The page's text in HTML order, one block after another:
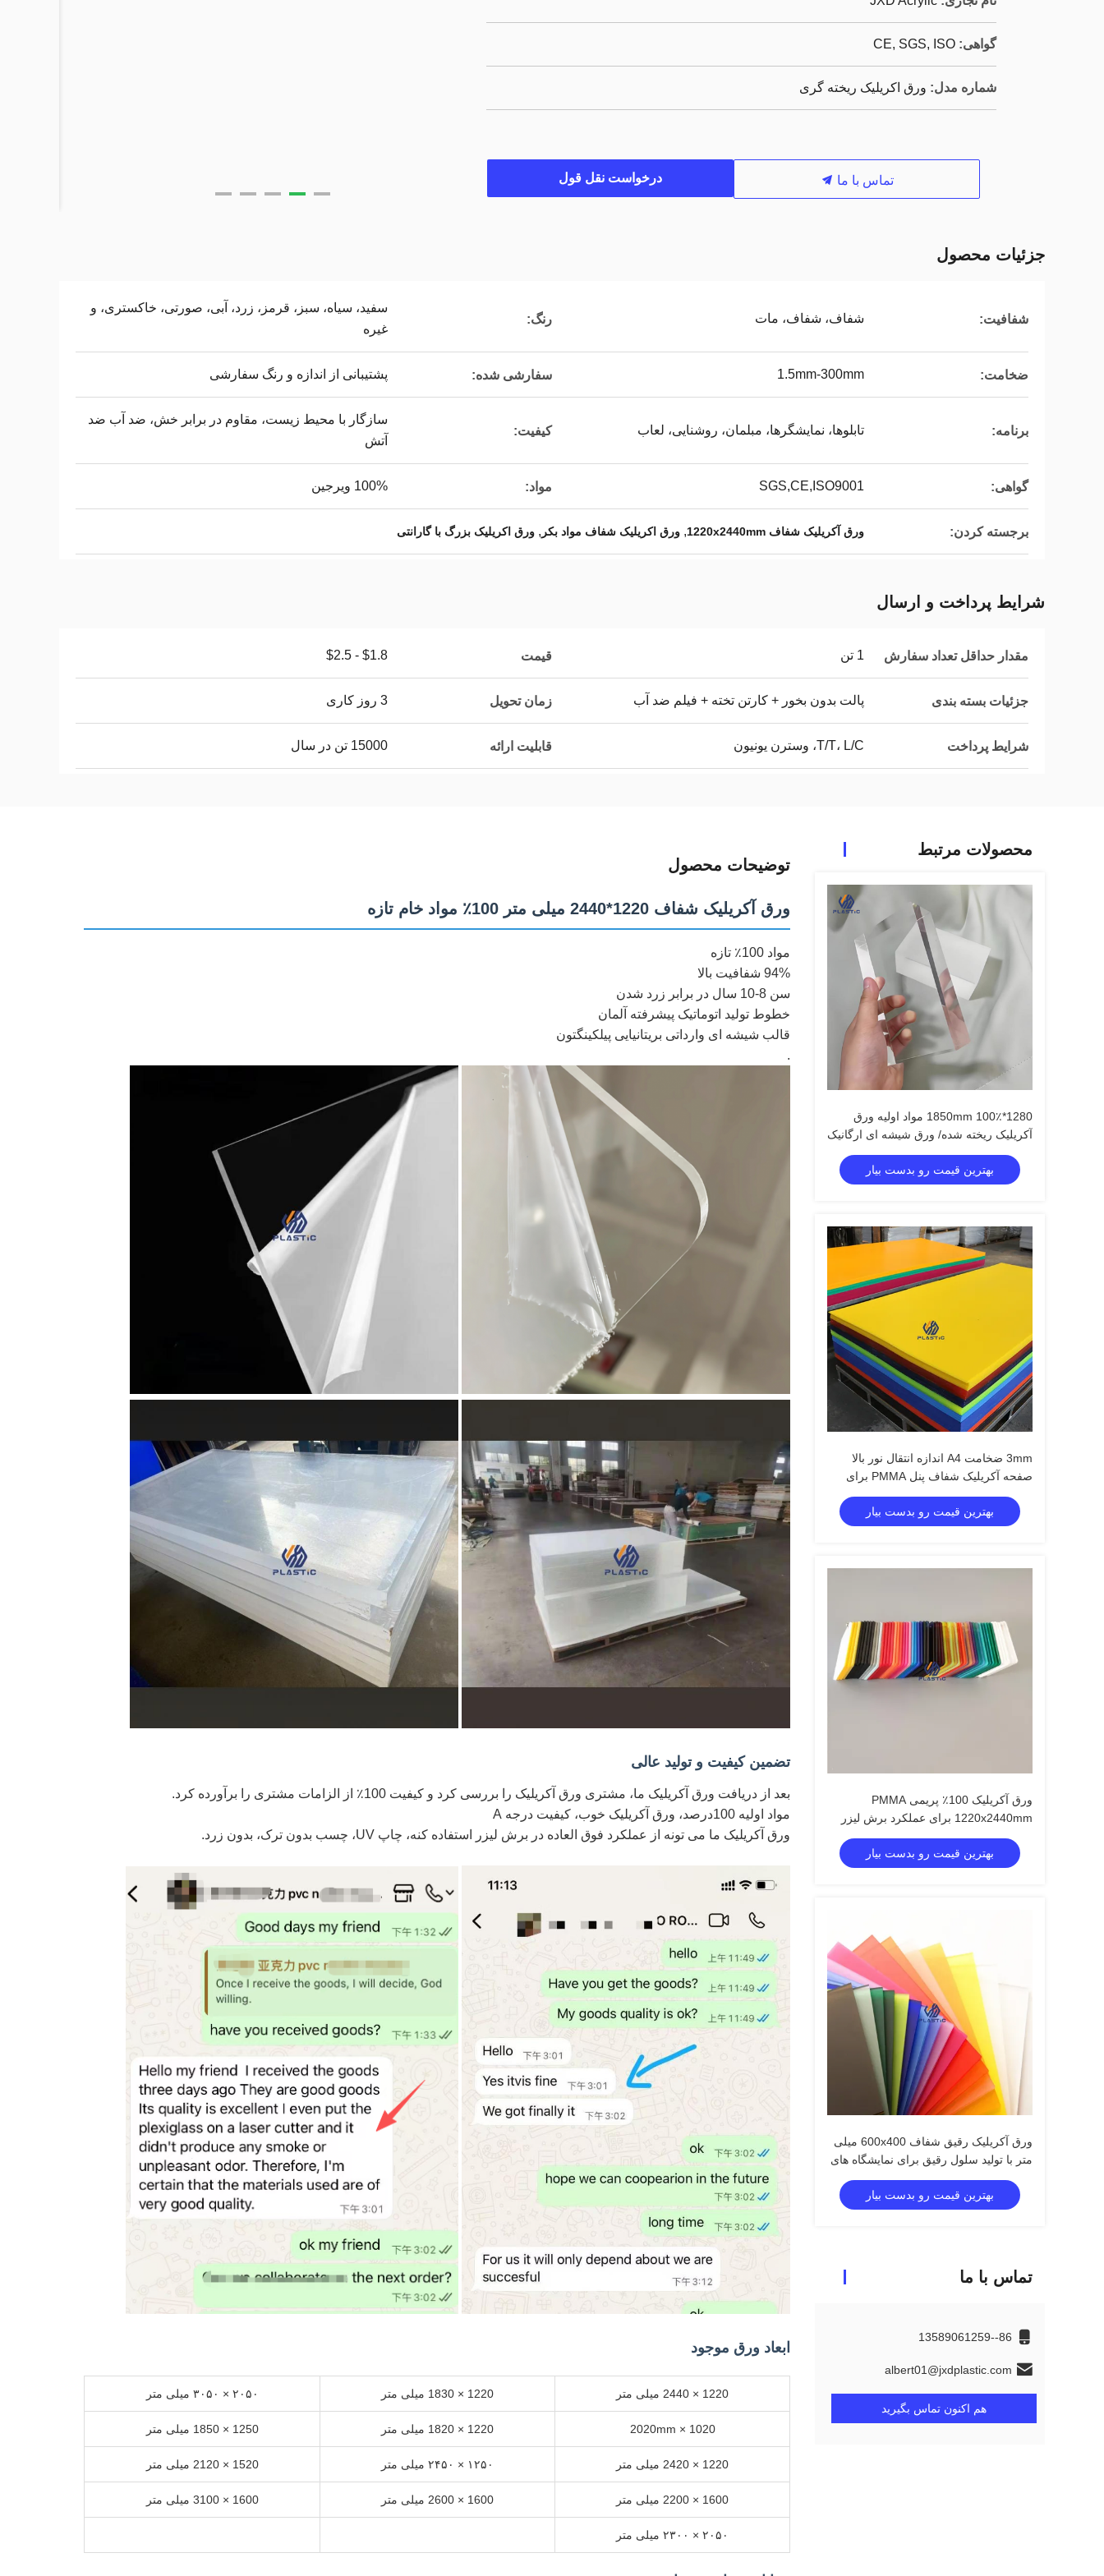
گواهی: CE, SGS, ISO
شماره مدل: ورق اکریلیک ریخته گری
تماس با ما درخواست نقل قول
جزئیات محصول
شفافیت: شفاف، شفاف، مات رنگ:
سفید، سیاه، سبز، قرمز، زرد، آبی، صورتی، خاکستری، و
غیره
ضخامت: 1.5mm-300mm سفارشی شده: پشتیبانی از اندازه و رنگ سفارشی
برنامه: تابلوها، نمایشگرها، مبلمان، روشنایی، لعاب کیفیت:
سازگار با محیط زیست، مقاوم در برابر خش، ضد آب ضد
آتش
گواهی: SGS,CE,ISO9001 مواد: 100% ویرجین
برجسته کردن: ورق آکریلیک شفاف 1220x2440mm , ورق اکریلیک شفاف مواد بکر , ورق اکریلیک بزرگ با گارانتی
شرایط پرداخت و ارسال
مقدار حداقل تعداد سفارش 1 تن قیمت $1.8 - $2.5
جزئیات بسته بندی پالت بدون بخور + کارتن تخته + فیلم ضد آب زمان تحویل 3 روز کاری
شرایط پرداخت T/T، L/C، وسترن یونیون قابلیت ارائه 15000 تن در سال
محصولات مرتبط
1280*1850mm 100٪ مواد اولیه ورق
آکریلیک ریخته شده/ ورق شیشه ای ارگانیک
1250*2450mm
بهترین قیمت رو بدست بیار
3mm ضخامت A4 اندازه انتقال نور بالا
صفحه آکریلیک شفاف پنل PMMA برای
علامت گذاری و صنایع دستی
بهترین قیمت رو بدست بیار
ورق آکریلیک 100٪ پریمی PMMA
1220x2440mm برای عملکرد برش لیزر
بهترین قیمت رو بدست بیار
ورق آکریلیک رقیق شفاف 600x400 میلی
متر با تولید سلول رقیق برای نمایشگاه های
خرده فروشی
بهترین قیمت رو بدست بیار
تماس با ما
86--13589061259
albert01@jxdplastic.com
هم اکنون تماس بگیرید
توضیحات محصول
ورق آکریلیک شفاف 1220*2440 میلی متر 100٪ مواد خام تازه
مواد 100٪ تازه
94% شفافیت بالا
سن 8-10 سال در برابر زرد شدن
خطوط تولید اتوماتیک پیشرفته آلمان
قالب شیشه ای وارداتی بریتانیایی پیلکینگتون
.
تضمین کیفیت و تولید عالی
بعد از دریافت ورق آکریلیک ما، مشتری ورق آکریلیک را بررسی کرد و کیفیت 100٪ از الزامات مشتری را برآورده کرد.
مواد اوليه 100درصد، ورق آکریليک خوب، کيفيت درجه A
ورق آکریلیک ما می تونه از عملکرد فوق العاده در برش لیزر استفاده کنه، چاپ UV، چسب بدون ترک، بدون زرد.
ابعاد ورق موجود
1220 × 2440 میلی متر 1220 × 1830 میلی متر ۲۰۵۰ × ۳۰۵۰ میلی متر
1020 × 2020mm 1220 × 1820 میلی متر 1250 × 1850 میلی متر
1220 × 2420 میلی متر ۱۲۵۰ × ۲۴۵۰ میلی متر 1520 × 2120 میلی متر
1600 × 2200 میلی متر 1600 × 2600 میلی متر 1600 × 3100 میلی متر
۲۰۵۰ × ۲۳۰۰ میلی متر